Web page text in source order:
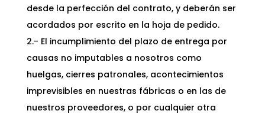
desde la perfección del contrato, y deberán ser
acordados por escrito en la hoja de pedido.
2.- El incumplimiento del plazo de entrega por
causas no imputables a nosotros como
huelgas, cierres patronales, acontecimientos
imprevisibles en nuestras fábricas o en las de
nuestros proveedores, o por cualquier otra